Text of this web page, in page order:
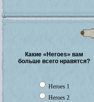
Какие «Heroes» вам
больше всего нравятся?
Heroes 1
Heroes 2